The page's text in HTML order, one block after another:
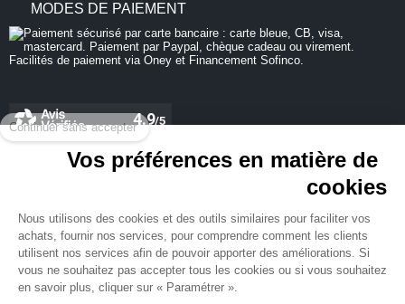
Vos préférences en matière de
cookies
Nous utilisons des cookies et des outils similaires pour faciliter vos
achats, fournir nos services, pour comprendre comment les clients
utilisent nos services afin de pouvoir apporter des améliorations. Si
vous ne souhaitez pas accepter tous les cookies ou si vous souhaitez
en savoir plus, cliquer sur « Paramétrer ».
MODES DE PAIEMENT
NEWSLETTER